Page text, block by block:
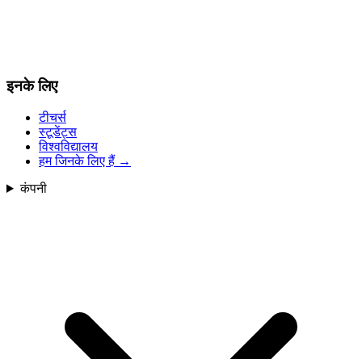
इनके लिए
टीचर्स
स्टूडेंट्स
विश्वविद्यालय
हम जिनके लिए हैं →
कंपनी